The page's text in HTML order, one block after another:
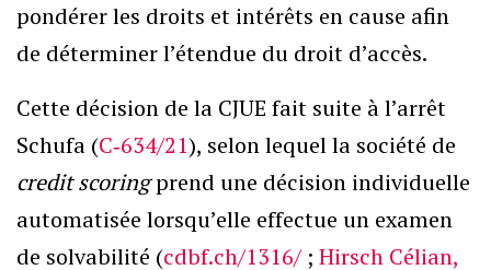
pondérer les droits et intérêts en cause afin
de déterminer l’étendue du droit d’accès.
Cette décision de la CJUE fait suite à l’arrêt
Schufa (C‑634/21), selon lequel la société de
credit scoringprend une décision individuelle
automatisée lorsqu’elle effectue un examen
de solvabilité (cdbf.ch/1316/; Hirsch Célian,